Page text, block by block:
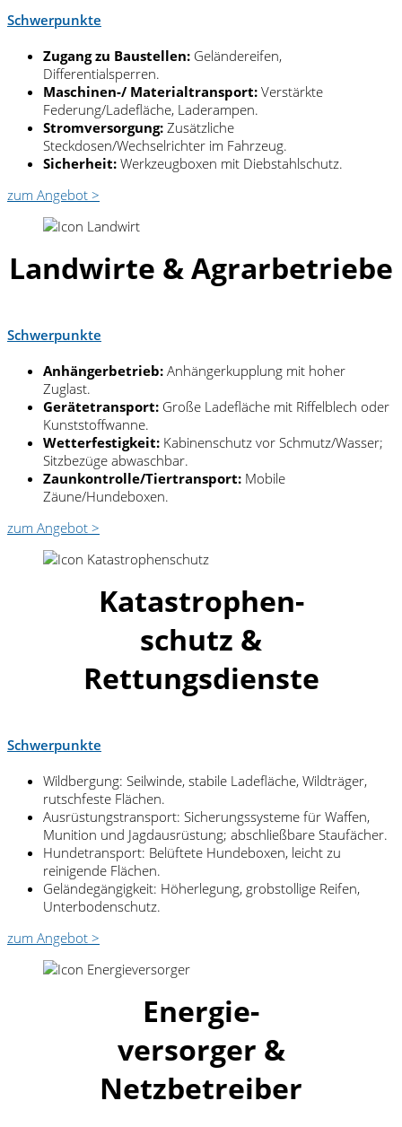
Schwerpunkte
Zugang zu Baustellen: Geländereifen,
Differentialsperren.
Maschinen-/ Materialtransport: Verstärkte
Federung/Ladefläche, Laderampen.
Stromversorgung: Zusätzliche
Steckdosen/Wechselrichter im Fahrzeug.
Sicherheit: Werkzeugboxen mit Diebstahlschutz.
zum Angebot >
Landwirte & Agrarbetriebe
Schwerpunkte
Anhängerbetrieb: Anhängerkupplung mit hoher
Zuglast.
Gerätetransport: Große Ladefläche mit Riffelblech oder
Kunststoffwanne.
Wetterfestigkeit: Kabinenschutz vor Schmutz/Wasser;
Sitzbezüge abwaschbar.
Zaunkontrolle/Tiertransport: Mobile
Zäune/Hundeboxen.
zum Angebot >
Katastrophen-
schutz &
Rettungsdienste
Schwerpunkte
Wildbergung: Seilwinde, stabile Ladefläche, Wildträger,
rutschfeste Flächen.
Ausrüstungstransport: Sicherungssysteme für Waffen,
Munition und Jagdausrüstung; abschließbare Staufächer.
Hundetransport: Belüftete Hundeboxen, leicht zu
reinigende Flächen.
Geländegängigkeit: Höherlegung, grobstollige Reifen,
Unterbodenschutz.
zum Angebot >
Energie-
versorger &
Netzbetreiber